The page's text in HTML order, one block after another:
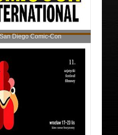
Diego Comic-Con